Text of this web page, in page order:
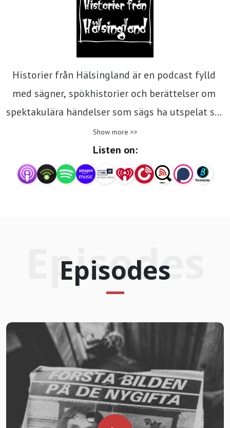
Historier från Hälsingland är en podcast fylld
med sägner, spökhistorier och berättelser om
spektakulära händelser som sägs ha utspelat sig
i Hälsingland.
Show more >>
Listen on:
Episodes
Episodes